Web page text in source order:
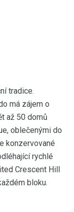
tradice.
má zájem o
až 50 domů
oblečenými do
konzervované
rychlé
Crescent Hill
bloku.